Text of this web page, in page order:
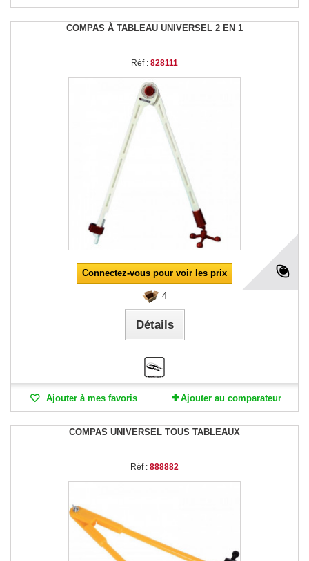
COMPAS À TABLEAU UNIVERSEL 2 EN 1
Réf : 828111
Connectez-vous pour voir les prix
4
Détails
Ajouter à mes favoris Ajouter au comparateur
COMPAS UNIVERSEL TOUS TABLEAUX
Réf : 888882